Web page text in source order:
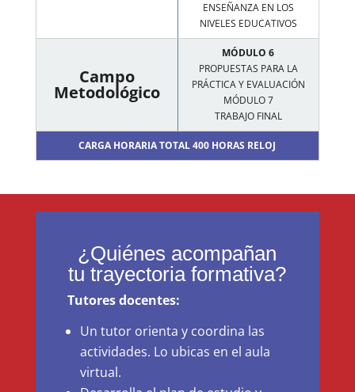
ENSEÑANZA EN LOS
NIVELES EDUCATIVOS
Campo
Metodológico
MÓDULO 6
PROPUESTAS PARA LA
PRÁCTICA Y EVALUACIÓN
MÓDULO 7
TRABAJO FINAL
CARGA HORARIA TOTAL 400 HORAS RELOJ
¿Quiénes acompañan
tu trayectoria formativa?
Tutores docentes:
Un tutor orienta y coordina las
actividades. Lo ubicas en el aula
virtual.